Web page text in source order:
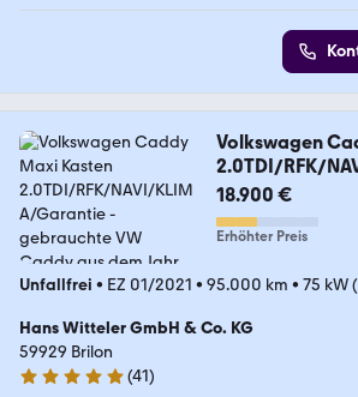
Volkswagen
2.0TDI/RFK/
e
18.900 €
Erhöhter Preis
Unfallfrei • EZ 01/2021 • 95.000 km • 75 kW
Hans Witteler GmbH & Co. KG
59929 Brilon
4.9 Sterne
(41)